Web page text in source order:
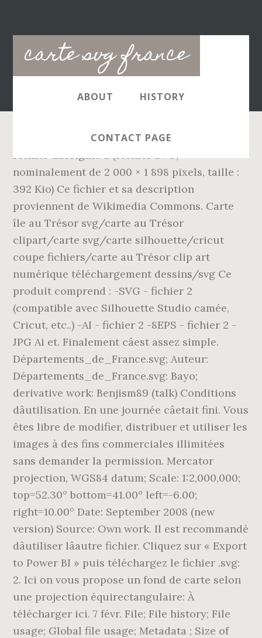
carte svg france
Main
navigation
ABOUT HISTORY
CONTACT PAGE
Fichier dâorigine â (Fichier SVG,
nominalement de 2 000 × 1 898 pixels, taille :
392 Kio) Ce fichier et sa description
proviennent de Wikimedia Commons. Carte
île au Trésor svg/carte au Trésor
clipart/carte svg/carte silhouette/cricut
coupe fichiers/carte au Trésor clip art
numérique téléchargement dessins/svg Ce
produit comprend : -SVG - fichier 2
(compatible avec Silhouette Studio camée,
Cricut, etc..) -AI - fichier 2 -8EPS - fichier 2 -
JPG Ai et. Finalement câest assez simple.
Départements_de_France.svg; Auteur:
Départements_de_France.svg: Bayo;
derivative work: Benjism89 (talk) Conditions
dâutilisation. En une journée câetait fini. Vous
êtes libre de modifier, distribuer et utiliser les
images à des fins commerciales illimitées
sans demander la permission. Mercator
projection, WGS84 datum; Scale: 1:2,000,000;
top=52.30° bottom=41.00° left=-6.00;
right=10.00° Date: September 2008 (new
version) Source: Own work. Il est recommandé
dâutiliser lâautre fichier. Cliquez sur « Export
to Power BI » puis téléchargez le fichier .svg:
2. Ici on vous propose un fond de carte selon
une projection équirectangulaire: À
télécharger ici. 7 févr. File; File history; File
usage; Global file usage; Metadata ; Size of